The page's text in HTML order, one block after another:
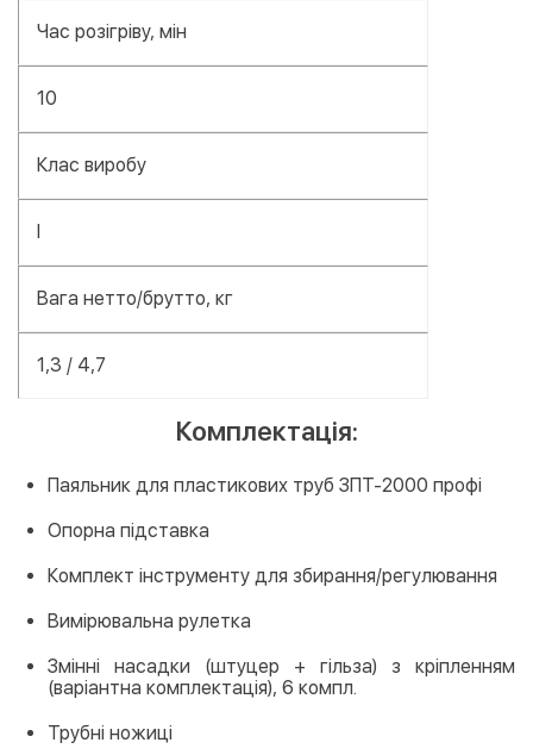
Час розігріву, мін
10
Клас виробу
I
Вага нетто/брутто, кг
1,3 / 4,7
Комплектація:
Паяльник для пластикових труб ЗПТ-2000 профі
Опорна підставка
Комплект інструменту для збирання/регулювання
Вимірювальна рулетка
Змінні насадки (штуцер + гільза) з кріпленням
(варіантна комплектація), 6 компл.
Трубні ножиці